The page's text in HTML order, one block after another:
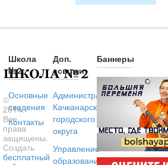
©
2014.
Все
права
защищены.
Создать
бесплатный
Школа
№2
Основные
сведения
Контакты
Доп.
ссылки
Администрация
Качканарского
городского
округа
Управление
образованием
Баннеры